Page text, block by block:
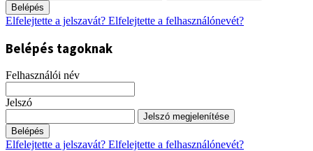
Belépés
Elfelejtette a jelszavát? Elfelejtette a felhasználónevét?
Belépés tagoknak
Felhasználói név
Jelszó
Jelszó megjelenítése
Belépés
Elfelejtette a jelszavát? Elfelejtette a felhasználónevét?